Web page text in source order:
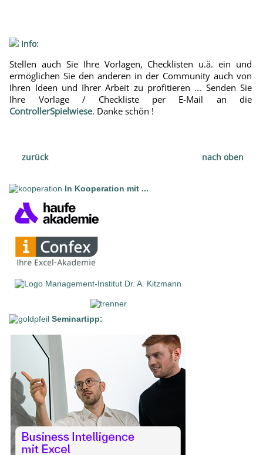
Info:
Stellen auch Sie Ihre Vorlagen, Checklisten u.ä. ein und
ermöglichen Sie den anderen in der Community auch von
Ihren Ideen und Ihrer Arbeit zu profitieren ... Senden Sie
Ihre Vorlage / Checkliste per E-Mail an die
ControllerSpielwiese. Danke schön !
zurück nach oben
In Kooperation mit ...
Seminartipp: